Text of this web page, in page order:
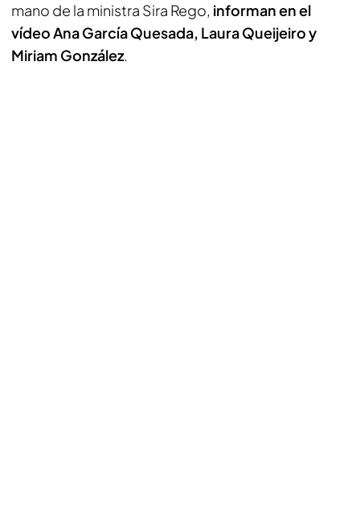
mano de la ministra Sira Rego, informan en el
vídeo Ana García Quesada, Laura Queijeiro y
Miriam González.